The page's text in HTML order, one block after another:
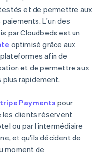
et de permettre aux
L'un des
par Cloudbeds est un
optimisé grâce aux
afin de
et de permettre aux
rapidement.
Payments pour
les clients réservent
ou par l'intermédiaire
et qu'ils décident de
moment de